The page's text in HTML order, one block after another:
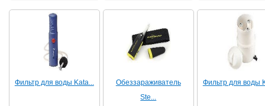
Фильтр для воды Kata...
Обеззараживатель
Ste...
Фильтр для воды